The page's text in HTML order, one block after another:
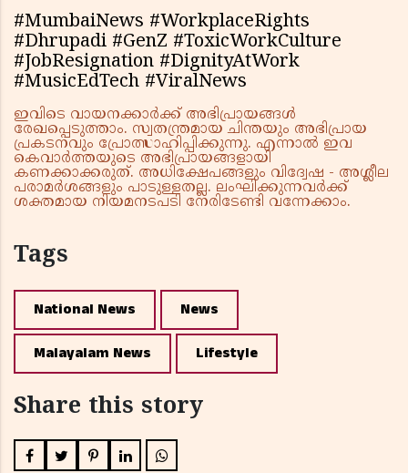
#MumbaiNews #WorkplaceRights
#Dhrupadi #GenZ #ToxicWorkCulture
#JobResignation #DignityAtWork
#MusicEdTech #ViralNews
ഇവിടെ വായനക്കാർക്ക് അഭിപ്രായങ്ങൾ
രേഖപ്പെടുത്താം. സ്വതന്ത്രമായ ചിന്തയും അഭിപ്രായ
പ്രകടനവും പ്രോത്സാഹിപ്പിക്കുന്നു. എന്നാൽ ഇവ
കെവാർത്തയുടെ അഭിപ്രായങ്ങളായി
കണക്കാക്കരുത്. അധിക്ഷേപങ്ങളും വിദ്വേഷ - അശ്ലീല
പരാമർശങ്ങളും പാടുള്ളതല്ല. ലംഘിക്കുന്നവർക്ക്
ശക്തമായ നിയമനടപടി നേരിടേണ്ടി വന്നേക്കാം.
Tags
National News News
Malayalam News Lifestyle
Share this story